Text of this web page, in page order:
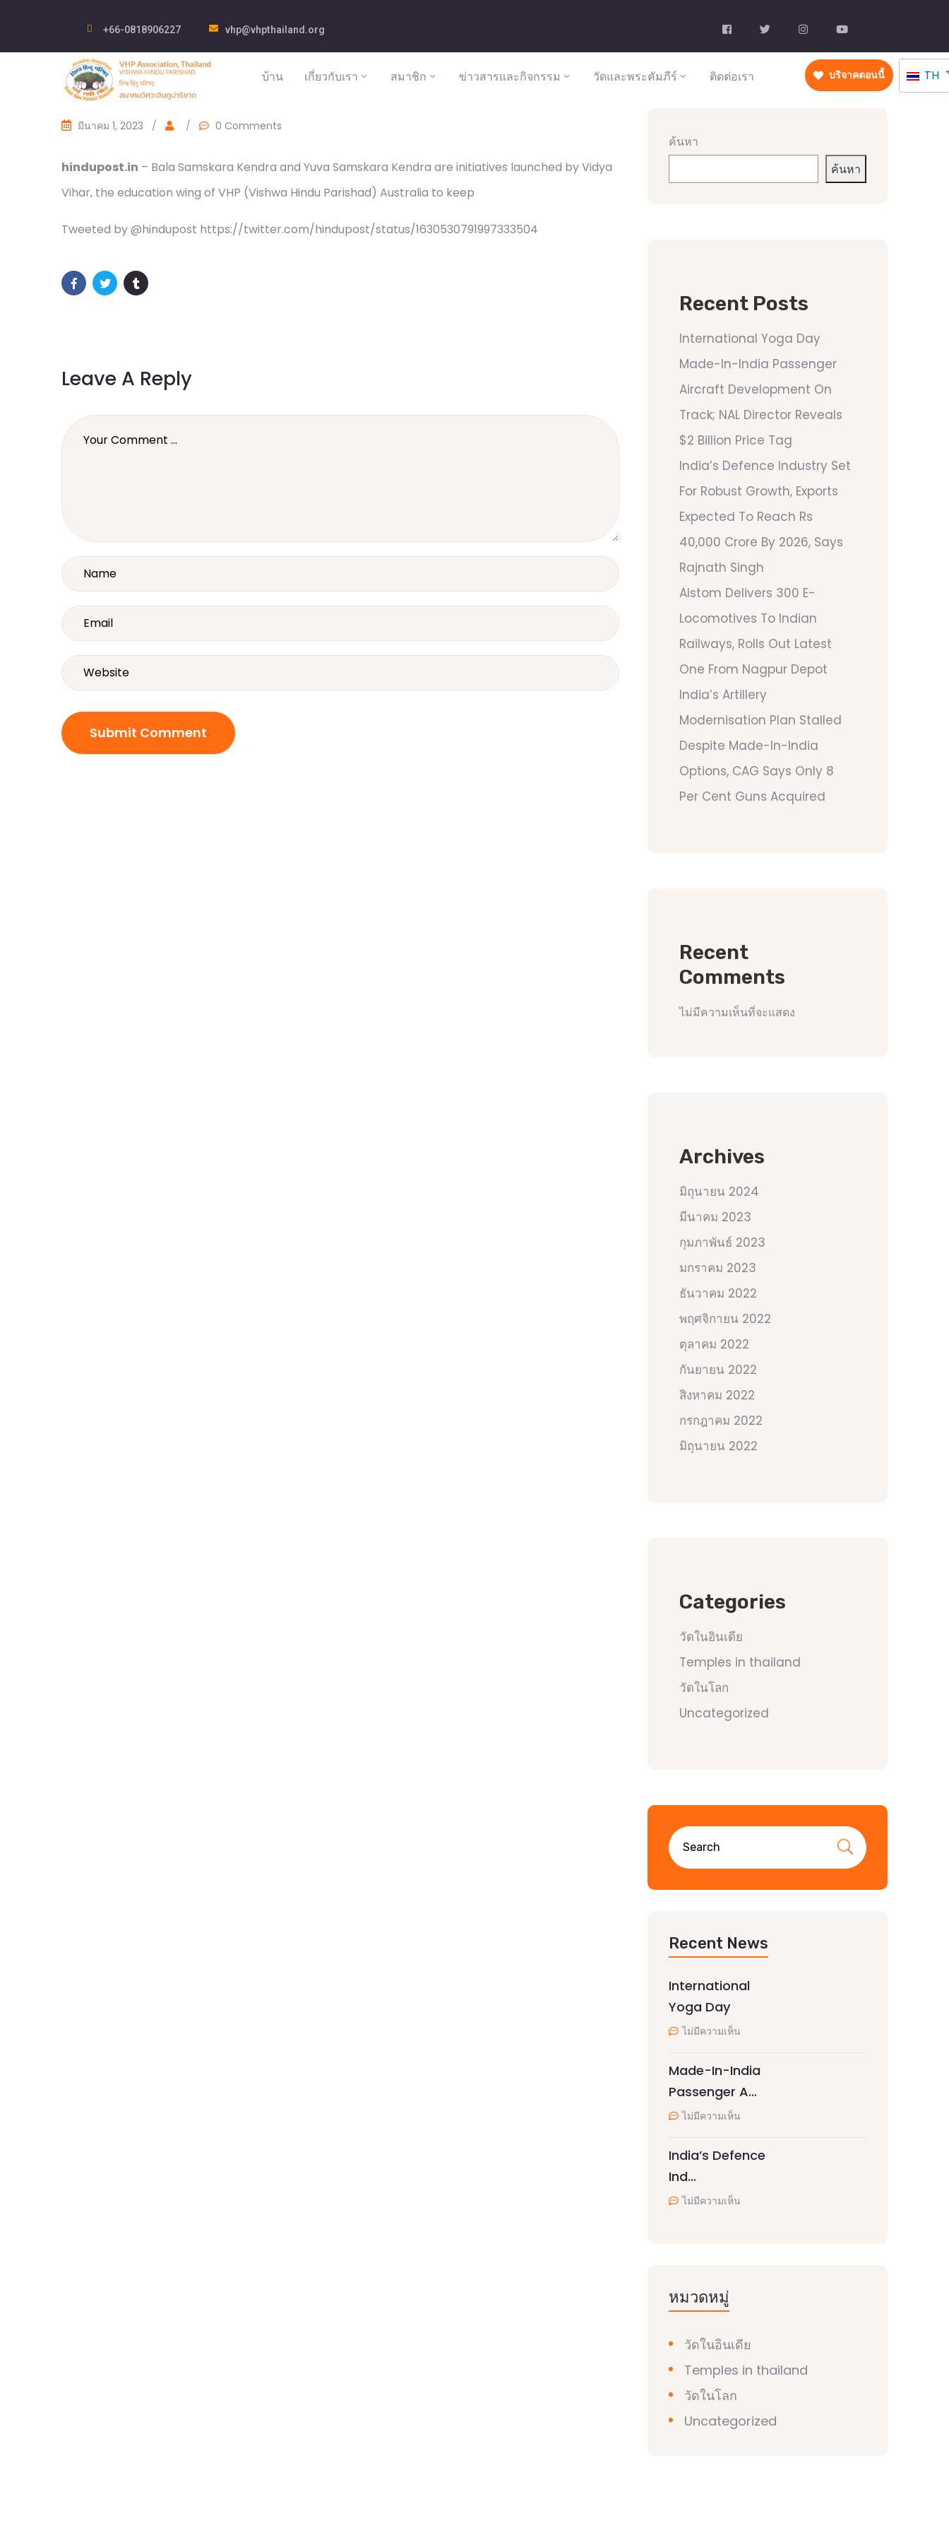
+66-0818906227 vhp@vhpthailand.org
บ้าน เกี่ยวกับเรา สมาชิก ข่าวสารและกิจกรรม วัดและพระคัมภีร์ ติดต่อเรา บริจาคตอนนี้ TH
มีนาคม 1, 2023 / / 0 Comments
hindupost.in – Bala Samskara Kendra and Yuva Samskara Kendra are initiatives launched by Vidya
Vihar, the education wing of VHP (Vishwa Hindu Parishad) Australia to keep
Tweeted by @hindupost https://twitter.com/hindupost/status/1630530791997333504
Leave A Reply
ค้นหา
ค้นหา
Recent Posts
International Yoga Day
Made-In-India Passenger
Aircraft Development On
Track; NAL Director Reveals
$2 Billion Price Tag
India’s Defence Industry Set
For Robust Growth, Exports
Expected To Reach Rs
40,000 Crore By 2026, Says
Rajnath Singh
Alstom Delivers 300 E-
Locomotives To Indian
Railways, Rolls Out Latest
One From Nagpur Depot
India’s Artillery
Modernisation Plan Stalled
Despite Made-In-India
Options, CAG Says Only 8
Per Cent Guns Acquired
Recent
Comments
ไม่มีความเห็นที่จะแสดง
Archives
มิถุนายน 2024
มีนาคม 2023
กุมภาพันธ์ 2023
มกราคม 2023
ธันวาคม 2022
พฤศจิกายน 2022
ตุลาคม 2022
กันยายน 2022
สิงหาคม 2022
กรกฎาคม 2022
มิถุนายน 2022
Categories
วัดในอินเดีย
Temples in thailand
วัดในโลก
Uncategorized
Recent News
International
Yoga Day
ไม่มีความเห็น
Made-In-India
Passenger A…
ไม่มีความเห็น
India’s Defence
Ind…
ไม่มีความเห็น
หมวดหมู่
วัดในอินเดีย
Temples in thailand
วัดในโลก
Uncategorized